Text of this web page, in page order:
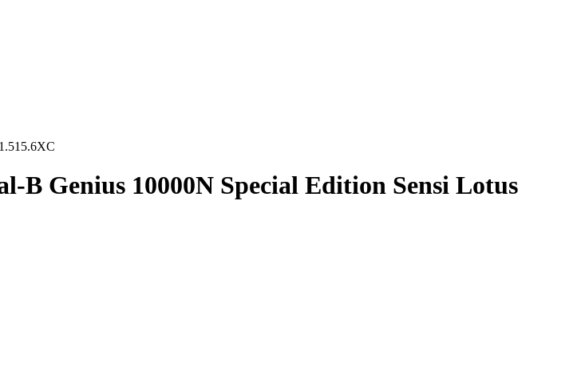
Genius 10000N Special Edition Sensi Lotus